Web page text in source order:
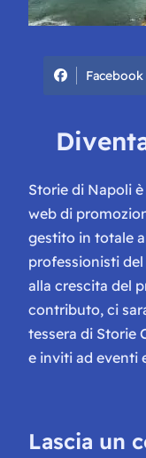
Facebook
Storie di Napoli
web di
gestito in totale
professionisti
alla crescita del
contributo, ci
tessera di Storie
e inviti ad eventi
Lascia un